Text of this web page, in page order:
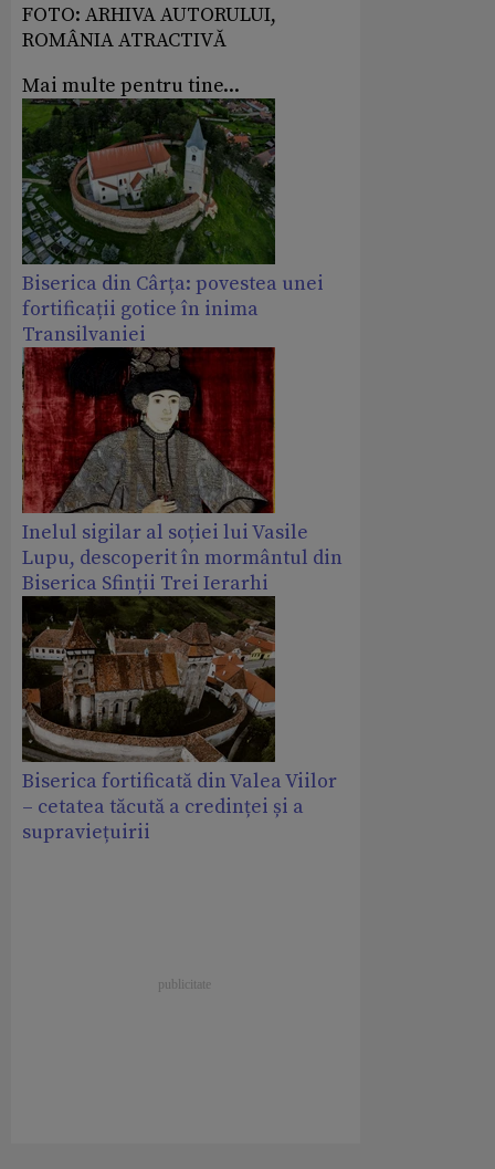
FOTO: ARHIVA AUTORULUI,
ROMÂNIA ATRACTIVĂ
Mai multe pentru tine...
Biserica din Cârța: povestea unei
fortificații gotice în inima
Transilvaniei
Inelul sigilar al soției lui Vasile
Lupu, descoperit în mormântul din
Biserica Sfinții Trei Ierarhi
Biserica fortificată din Valea Viilor
– cetatea tăcută a credinței și a
supraviețuirii